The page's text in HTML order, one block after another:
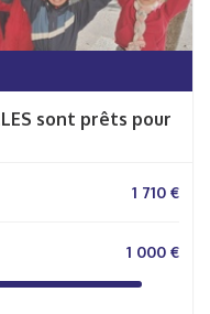
sont prêts pour
1 710 €
1 000 €